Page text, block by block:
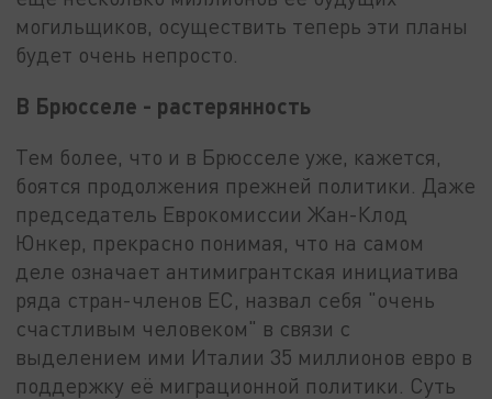
могильщиков, осуществить теперь эти планы
будет очень непросто.
В Брюсселе - растерянность
Тем более, что и в Брюсселе уже, кажется,
боятся продолжения прежней политики. Даже
председатель Еврокомиссии Жан-Клод
Юнкер, прекрасно понимая, что на самом
деле означает антимигрантская инициатива
ряда стран-членов ЕС, назвал себя "очень
счастливым человеком" в связи с
выделением ими Италии 35 миллионов евро в
поддержку её миграционной политики. Суть